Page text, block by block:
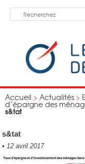
Accueil > Actualités >
d’épargne des
s&tat
s&tat
• 12 avril 2017